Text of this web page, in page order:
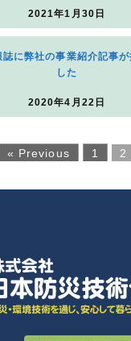
2021年1月30日
に弊社の事業紹介記事が
した
2020年4月22日
« Previous 1 2